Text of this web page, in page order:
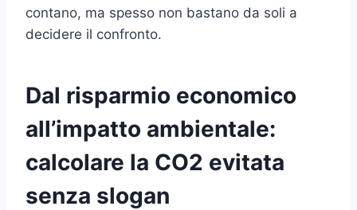
contano, ma spesso non bastano da soli a
decidere il confronto.
Dal risparmio economico
all’impatto ambientale:
calcolare la CO2 evitata
senza slogan